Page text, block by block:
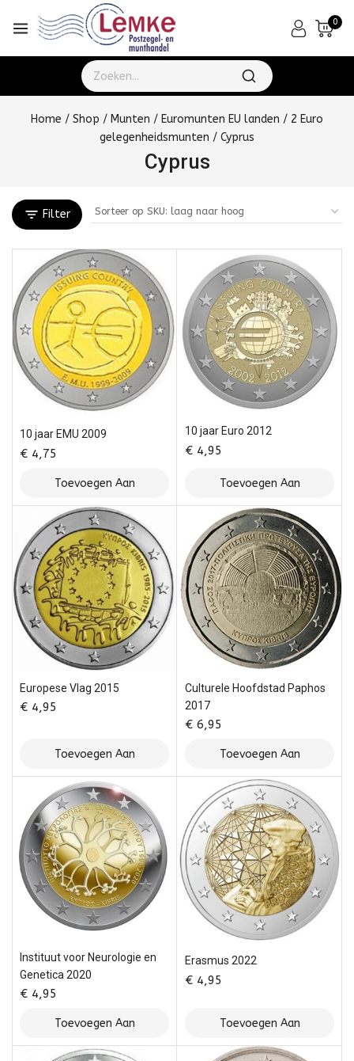
0
Home / Shop / Munten / Euromunten EU landen / 2 Euro
gelegenheidsmunten / Cyprus
Cyprus
Filter
10 jaar EMU 2009
€ 4,75
Toevoegen Aan
Winkelwagen
10 jaar Euro 2012
€ 4,95
Toevoegen Aan
Winkelwagen
Europese Vlag 2015
€ 4,95
Toevoegen Aan
Winkelwagen
Culturele Hoofdstad Paphos
2017
€ 6,95
Toevoegen Aan
Winkelwagen
Instituut voor Neurologie en
Genetica 2020
€ 4,95
Toevoegen Aan
Winkelwagen
Erasmus 2022
€ 4,95
Toevoegen Aan
Winkelwagen